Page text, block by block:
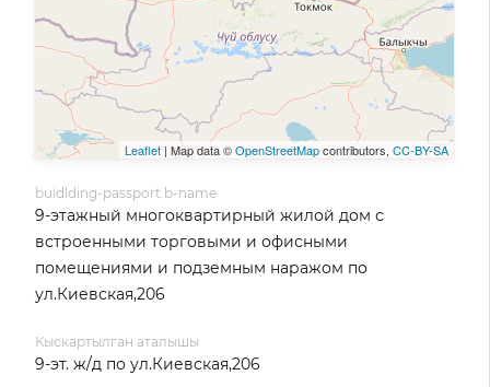
Leaflet | Map data ©OpenStreetMapcontributors, CC-BY-SA
buidlding-passport.b-name
9-этажный многоквартирный жилой дом с
встроенными торговыми и офисными
помещениями и подземным наражом по
ул.Киевская,206
Кыскартылган аталышы
9-эт. ж/д по ул.Киевская,206